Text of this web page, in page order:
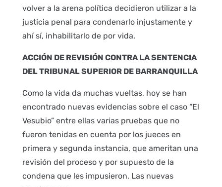
volver a la arena política decidieron utilizar a la
justicia penal para condenarlo injustamente y
ahí sí, inhabilitarlo de por vida.
ACCIÓN DE REVISIÓN CONTRA LA SENTENCIA
DEL TRIBUNAL SUPERIOR DE BARRANQUILLA
Como la vida da muchas vueltas, hoy se han
encontrado nuevas evidencias sobre el caso “El
Vesubio” entre ellas varias pruebas que no
fueron tenidas en cuenta por los jueces en
primera y segunda instancia, que ameritan una
revisión del proceso y por supuesto de la
condena que les impusieron. Las nuevas